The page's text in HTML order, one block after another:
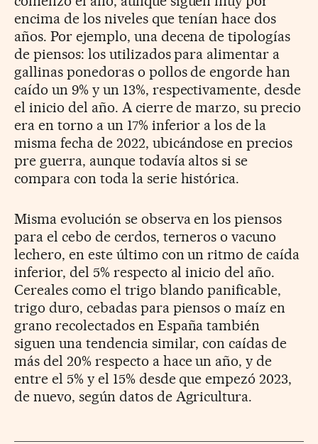
encima de los niveles que tenían hace dos
años. Por ejemplo, una decena de tipologías
de piensos: los utilizados para alimentar a
gallinas ponedoras o pollos de engorde han
caído un 9% y un 13%, respectivamente, desde
el inicio del año. A cierre de marzo, su precio
era en torno a un 17% inferior a los de la
misma fecha de 2022, ubicándose en precios
pre guerra, aunque todavía altos si se
compara con toda la serie histórica.
Misma evolución se observa en los piensos
para el cebo de cerdos, terneros o vacuno
lechero, en este último con un ritmo de caída
inferior, del 5% respecto al inicio del año.
Cereales como el trigo blando panificable,
trigo duro, cebadas para piensos o maíz en
grano recolectados en España también
siguen una tendencia similar, con caídas de
más del 20% respecto a hace un año, y de
entre el 5% y el 15% desde que empezó 2023,
de nuevo, según datos de Agricultura.